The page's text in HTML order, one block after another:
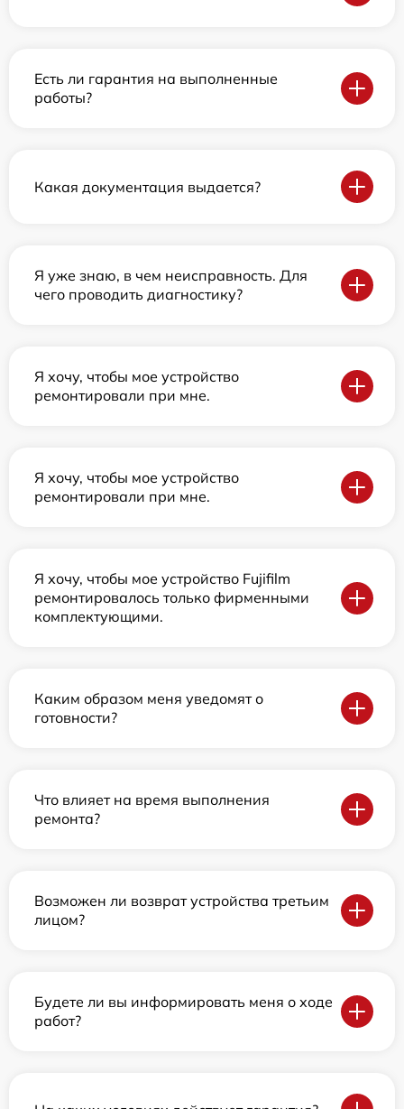
Есть ли гарантия на выполненные
работы?
Какая документация выдается?
Я уже знаю, в чем неисправность. Для
чего проводить диагностику?
Я хочу, чтобы мое устройство
ремонтировали при мне.
Я хочу, чтобы мое устройство
ремонтировали при мне.
Я хочу, чтобы мое устройство Fujifilm
ремонтировалось только фирменными
комплектующими.
Каким образом меня уведомят о
готовности?
Что влияет на время выполнения
ремонта?
Возможен ли возврат устройства третьим
лицом?
Будете ли вы информировать меня о ходе
работ?